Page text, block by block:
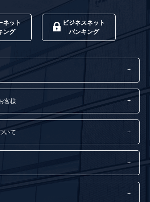
ネット
ング
ビジネスネット
バンキング
客様
いて